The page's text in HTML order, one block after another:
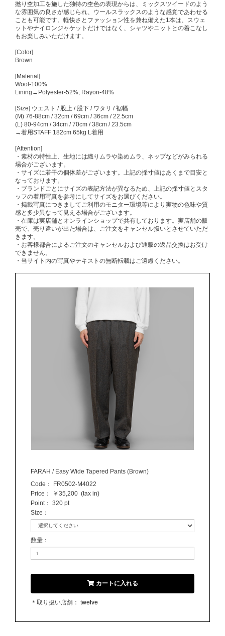
撚り杢加工を施した独特の杢色の表現からは、ミックスツイードのよう
な雰囲気の良さが感じられ、ウールスラックスのような感覚であわせる
ことも可能です。軽快さとファッション性を兼ね備えた1本は、スウェ
ットやナイロンジャケットだけではなく、シャツやニットとの着こなし
もお楽しみいただけます。
[Color]
Brown
[Material]
Wool-100%
Lining→Polyester-52%, Rayon-48%
[Size] ウエスト / 股上 / 股下 / ワタリ / 裾幅
(M) 76-88cm / 32cm / 69cm / 36cm / 22.5cm
(L) 80-94cm / 34cm / 70cm / 38cm / 23.5cm
→着用STAFF 182cm 65kg L着用
[Attention]
・素材の特性上、生地には織りムラや染めムラ、ネップなどがみられる
場合がございます。
・サイズに若干の個体差がございます。上記の採寸値はあくまで目安と
なっております。
・ブランドごとにサイズの表記方法が異なるため、上記の採寸値とスタ
ッフの着用写真を参考にしてサイズをお選びください。
・掲載写真につきましてご利用のモニター環境等により実物の色味や質
感と多少異なって見える場合がございます。
・在庫は実店舗とオンラインショップで共有しております。実店舗の販
売で、売り違いが出た場合は、ご注文をキャンセル扱いとさせていただ
きます。
・お客様都合によるご注文のキャンセルおよび通販の返品交換はお受け
できません。
・当サイト内の写真やテキストの無断転載はご遠慮ください。
FARAH / Easy Wide Tapered Pants (Brown)
Code：
FR0502-M4022
Price：
￥35,200 (tax in)
Point： 320 pt
Size ：
数量 ：
カートに入れる
＊取り扱い店舗： twelve